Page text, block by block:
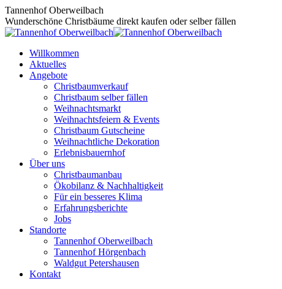
Zum
Inhalt
springen
Tannenhof Oberweilbach
Wunderschöne Christbäume direkt kaufen oder selber fällen
Willkommen
Aktuelles
Angebote
Christbaumverkauf
Christbaum selber fällen
Weihnachtsmarkt
Weihnachtsfeiern & Events
Christbaum Gutscheine
Weihnachtliche Dekoration
Erlebnisbauernhof
Über uns
Christbaumanbau
Ökobilanz & Nachhaltigkeit
Für ein besseres Klima
Erfahrungsberichte
Jobs
Standorte
Tannenhof Oberweilbach
Tannenhof Hörgenbach
Waldgut Petershausen
Kontakt